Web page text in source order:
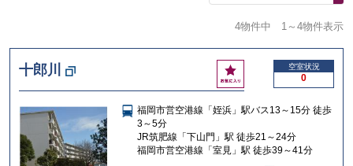
4物件中 1～4物件表示
十郎川
お
気
入
空室状況
0
福岡市営空港線「姪浜」駅バス13～15分 徒歩
3～5分
JR筑肥線「下山門」駅 徒歩21～24分
福岡市営空港線「室見」駅 徒歩39～41分